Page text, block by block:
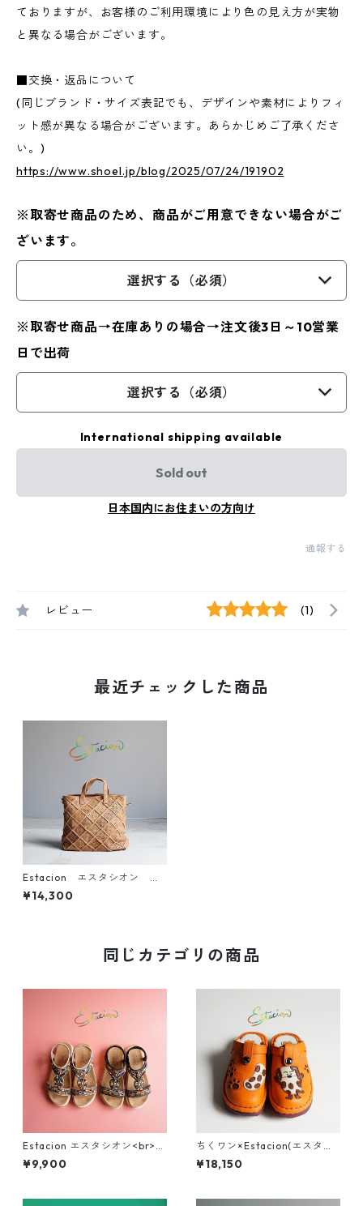
ておりますが、お客様のご利用環境により色の見え方が実物
と異なる場合がございます。
■交換・返品について
(同じブランド・サイズ表記でも、デザインや素材によりフィ
ット感が異なる場合がございます。あらかじめご了承くださ
い。)
https://www.shoel.jp/blog/2025/07/24/191902
※取寄せ商品のため、商品がご用意できない場合がご
ざいます。
選択する（必須）
※取寄せ商品→在庫ありの場合→注文後3日～10営業
日で出荷
選択する（必須）
International shipping available
Sold out
日本国内にお住まいの方向け
通報する
レビュー (1)
最近チェックした商品
Estacion エスタシオン パ
ンチングレザーバッグ(M) 93
34-2
¥14,300
同じカテゴリの商品
Estacion エスタシオン<br>エ
スニック調カラフルビーズデ
ザインコンフォートサンダル 3
¥9,900
ちくワン×Estacion(エスタシ
オン)コラボ ちくワンモチーフ
2way本革サボシューズ TGE68
¥18,150